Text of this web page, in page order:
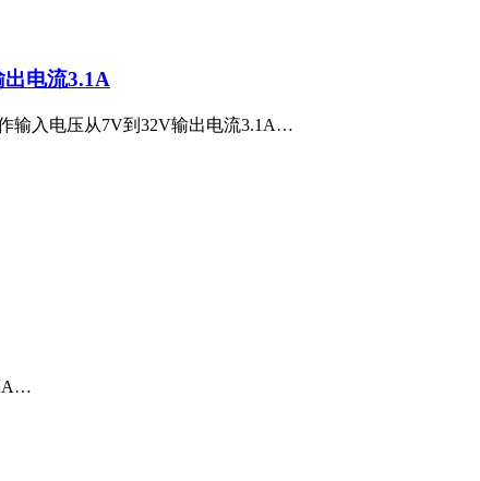
电流3.1A
输入电压从7V到32V输出电流3.1A…